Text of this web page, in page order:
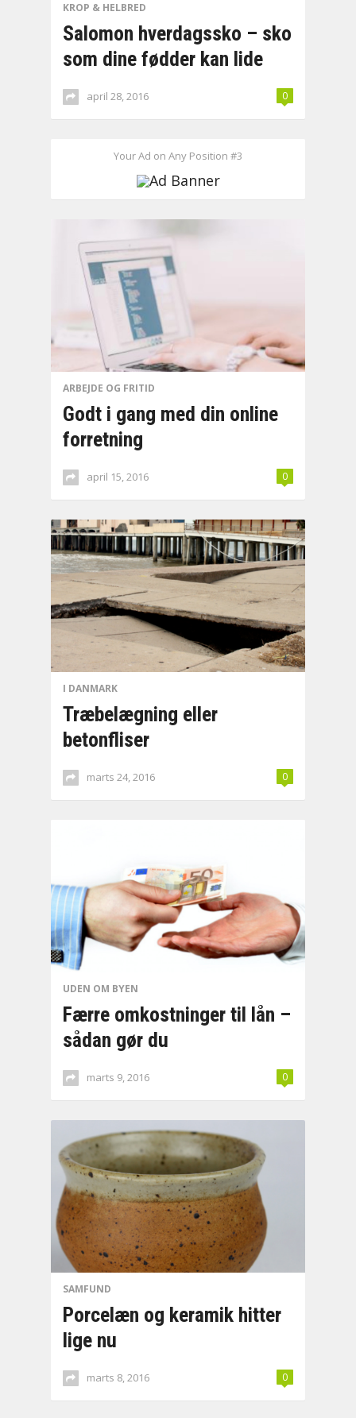
KROP & HELBRED
Salomon hverdagssko – sko
som dine fødder kan lide
april 28, 2016 0
Your Ad on Any Position #3
ARBEJDE OG FRITID
Godt i gang med din online
forretning
april 15, 2016 0
I DANMARK
Træbelægning eller
betonfliser
marts 24, 2016 0
UDEN OM BYEN
Færre omkostninger til lån –
sådan gør du
marts 9, 2016 0
SAMFUND
Porcelæn og keramik hitter
lige nu
marts 8, 2016 0